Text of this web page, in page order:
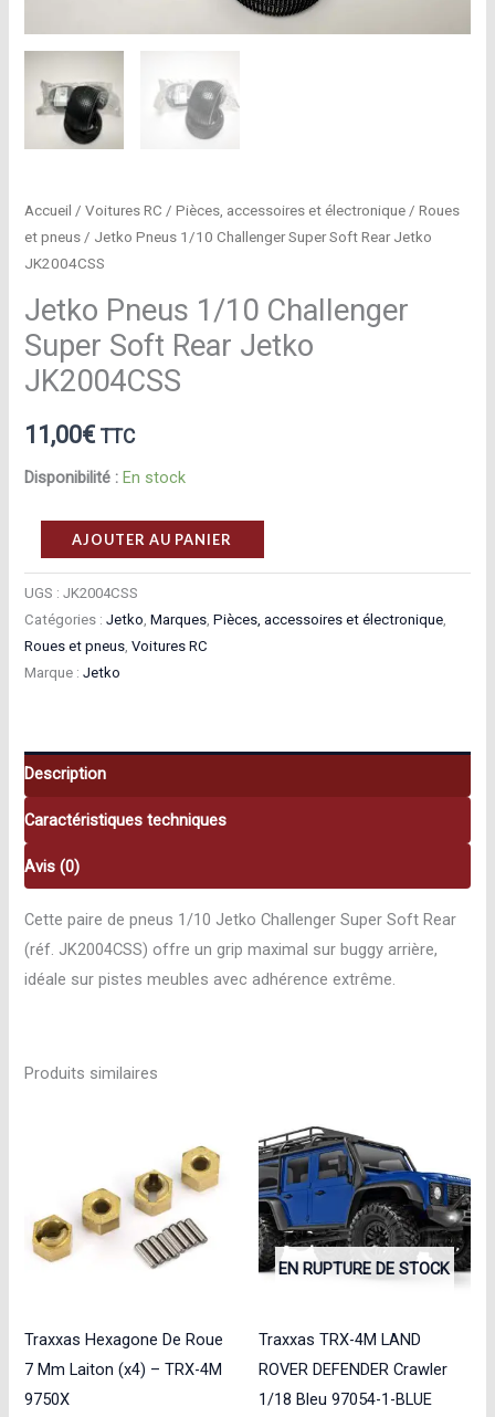
Accueil /Voitures RC /Pièces, accessoires et électronique /Roues
et pneus / Jetko Pneus 1/10 Challenger Super Soft Rear Jetko
JK2004CSS
Jetko Pneus 1/10 Challenger
Super Soft Rear Jetko
JK2004CSS
11,00€ TTC
Disponibilité : En stock
quantité
de
Jetko
Pneus
1/10
Challenger
Rear
Jetko
JK2004CSS
AJOUTER AU PANIER
UGS :JK2004CSS
Catégories :Jetko,Marques,Pièces, accessoires et électronique,
Roues et pneus,Voitures RC
Marque :Jetko
Description
Caractéristiques techniques
Avis (0)
Cette paire de pneus 1/10 Jetko Challenger Super Soft Rear
(réf. JK2004CSS) offre un grip maximal sur buggy arrière,
idéale sur pistes meubles avec adhérence extrême.
Produits similaires
Traxxas Hexagone De Roue
7 Mm Laiton (x4) – TRX-4M
9750X
EN RUPTURE DE STOCK
Traxxas TRX-4M LAND
ROVER DEFENDER Crawler
1/18 Bleu 97054-1-BLUE